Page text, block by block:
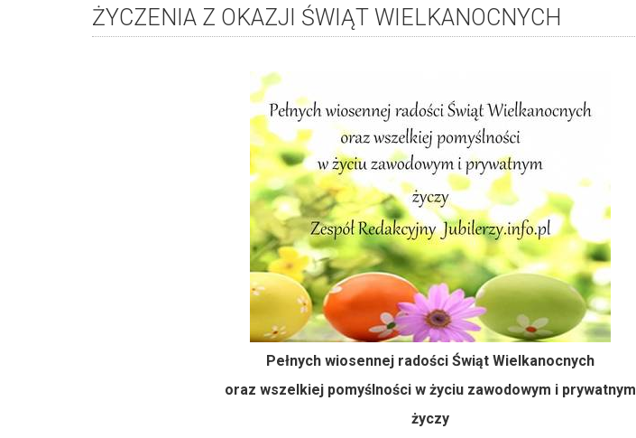
ŻYCZENIA Z OKAZJI ŚWIĄT WIELKANOCNYCH
Pełnych wiosennej radości Świąt Wielkanocnych
oraz wszelkiej pomyślności w życiu zawodowym i prywatnym
życzy